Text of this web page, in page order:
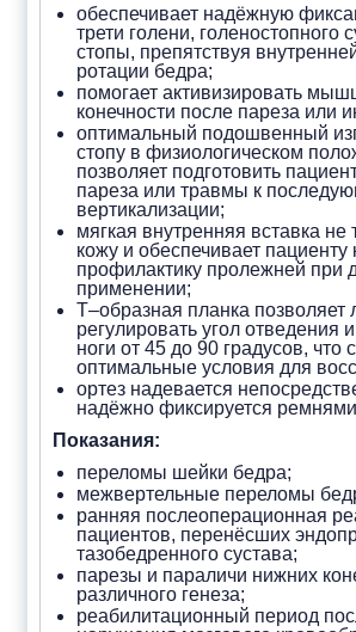
обеспечивает надёжную
трети голени, голеностопного
стопы, препятствуя
ротации бедра;
помогает активизировать
конечности после пареза или
оптимальный подошвенный
стопу в физиологическом
позволяет подготовить
пареза или травмы к
вертикализации;
мягкая внутренняя вставка не
кожу и обеспечивает
профилактику пролежней при
применении;
Т–образная планка позволяет
регулировать угол отведения
ноги от 45 до 90 градусов, что
оптимальные условия для
ортез надевается
надёжно фиксируется
Показания:
переломы шейки бедра;
межвертельные переломы
ранняя послеоперационная
пациентов, перенёсших
тазобедренного сустава;
парезы и параличи нижних
различного генеза;
реабилитационный период